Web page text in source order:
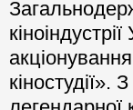
кіностудії».